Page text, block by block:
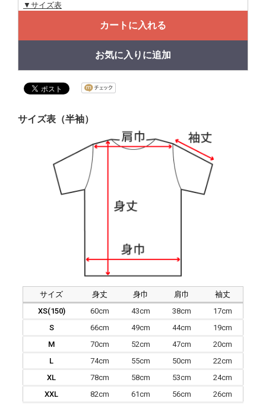
▼サイズ表
カートに入れる
お気に入りに追加
サイズ表（半袖）
サイズ 身丈 身巾 肩巾
袖丈
XS(150)
60cm 43cm 38cm
17cm
S
66cm 49cm 44cm
19cm
M
70cm 52cm 47cm
20cm
L
74cm 55cm 50cm
22cm
XL
78cm 58cm 53cm
24cm
XXL
82cm 61cm 56cm 26cm